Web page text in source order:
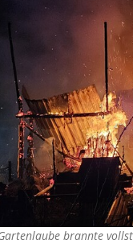
brannte